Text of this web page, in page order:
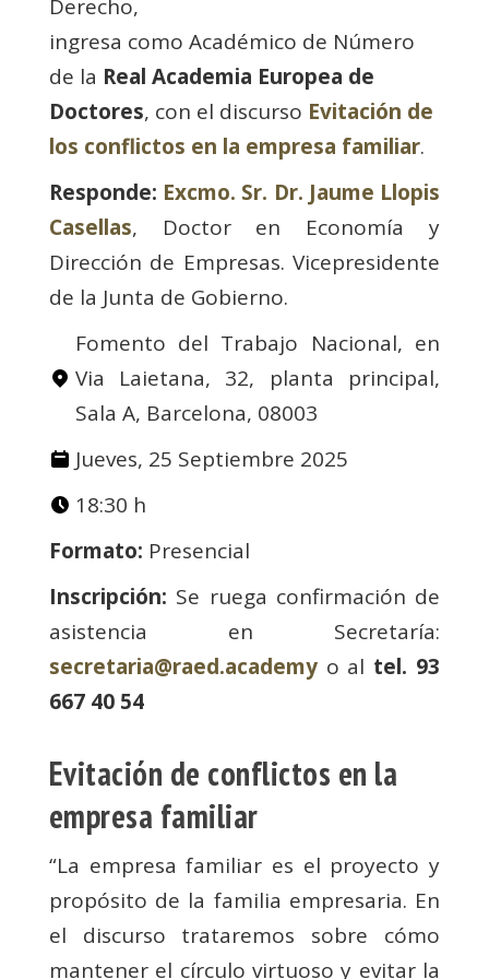
Derecho,
ingresa como Académico de Número
de la Real Academia Europea de
Doctores, con el discurso Evitación de
los conflictos en la empresa familiar.
Responde: Excmo. Sr. Dr. Jaume Llopis
Casellas, Doctor en Economía y
Dirección de Empresas. Vicepresidente
de la Junta de Gobierno.
Fomento del Trabajo Nacional, en
Via Laietana, 32, planta principal,
Sala A, Barcelona, 08003
Jueves, 25 Septiembre 2025
18:30 h
Formato: Presencial
Inscripción: Se ruega confirmación de
asistencia en Secretaría:
secretaria@raed.academyo al tel. 93
667 40 54
Evitación de conflictos en la
empresa familiar
“La empresa familiar es el proyecto y
propósito de la familia empresaria. En
el discurso trataremos sobre cómo
mantener el círculo virtuoso y evitar la